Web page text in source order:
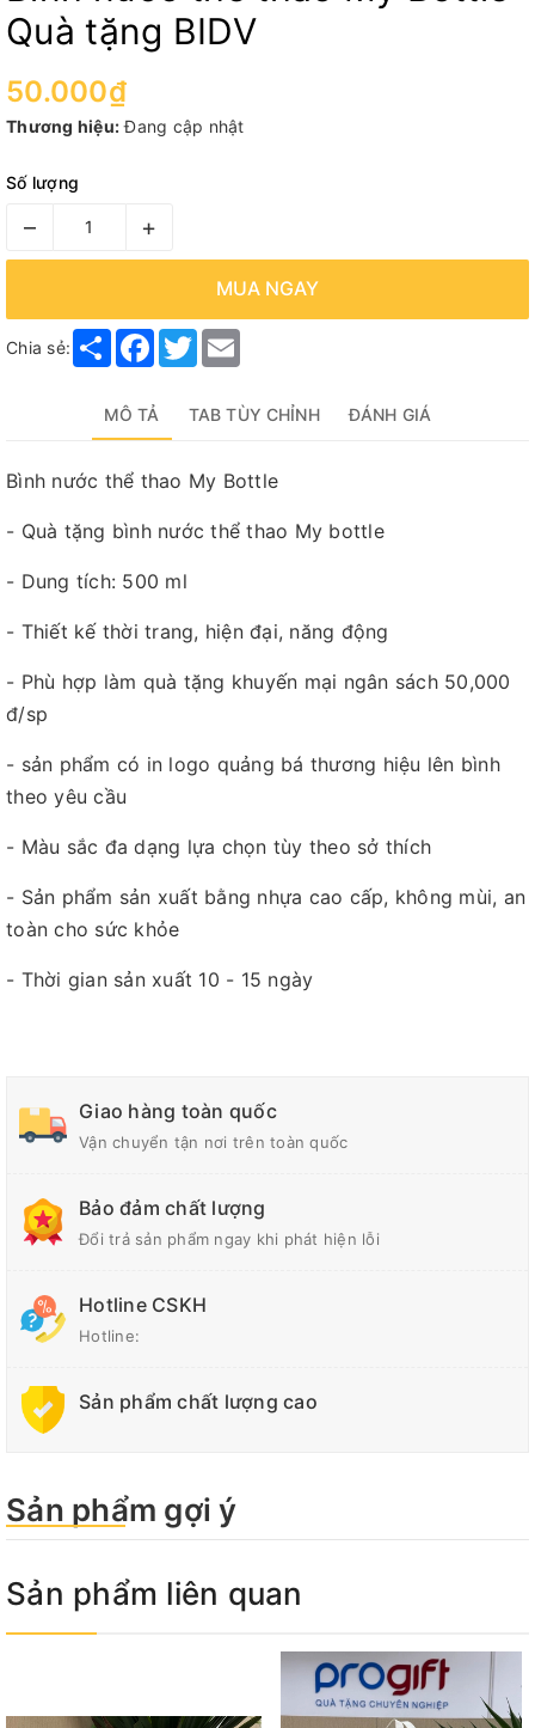
Quà tặng BIDV
50.000₫
Thương hiệu: Đang cập nhật
Số lượng
– +
MUA NGAY
Chia sẻ: Share Facebook
Twitter
MÔ TẢ TAB TÙY CHỈNH ĐÁNH GIÁ
Bình nước thể thao My Bottle
- Quà tặng bình nước thể thao My bottle
- Dung tích: 500 ml
- Thiết kế thời trang, hiện đại, năng động
- Phù hợp làm quà tặng khuyến mại ngân sách 50,000
đ/sp
- sản phẩm có in logo quảng bá thương hiệu lên bình
theo yêu cầu
- Màu sắc đa dạng lựa chọn tùy theo sở thích
- Sản phẩm sản xuất bằng nhựa cao cấp, không mùi, an
toàn cho sức khỏe
- Thời gian sản xuất 10 - 15 ngày
Giao hàng toàn quốc
Vận chuyển tận nơi trên toàn quốc
Bảo đảm chất lượng
Đổi trả sản phẩm ngay khi phát hiện lỗi
Hotline CSKH
Hotline:
Sản phẩm chất lượng cao
Sản phẩm gợi ý
Sản phẩm liên quan